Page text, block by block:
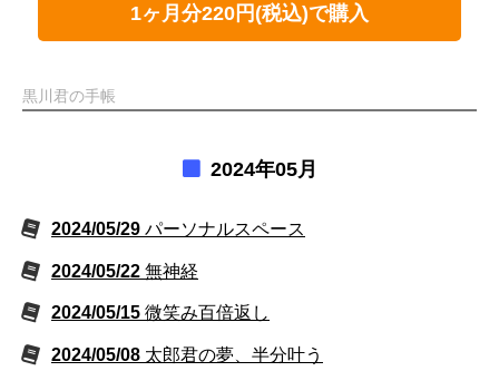
1ヶ月分220円(税込)で購入
黒川君の手帳
2024年05月
2024/05/29 パーソナルスペース
2024/05/22 無神経
2024/05/15 微笑み百倍返し
2024/05/08 太郎君の夢、半分叶う